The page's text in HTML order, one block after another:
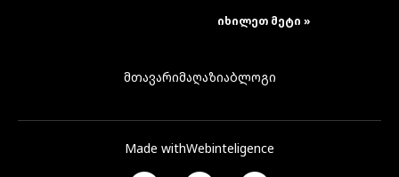
იხილეთ მეტი »
მთავარიმაღაზიაბლოგი
Made withWebinteligence